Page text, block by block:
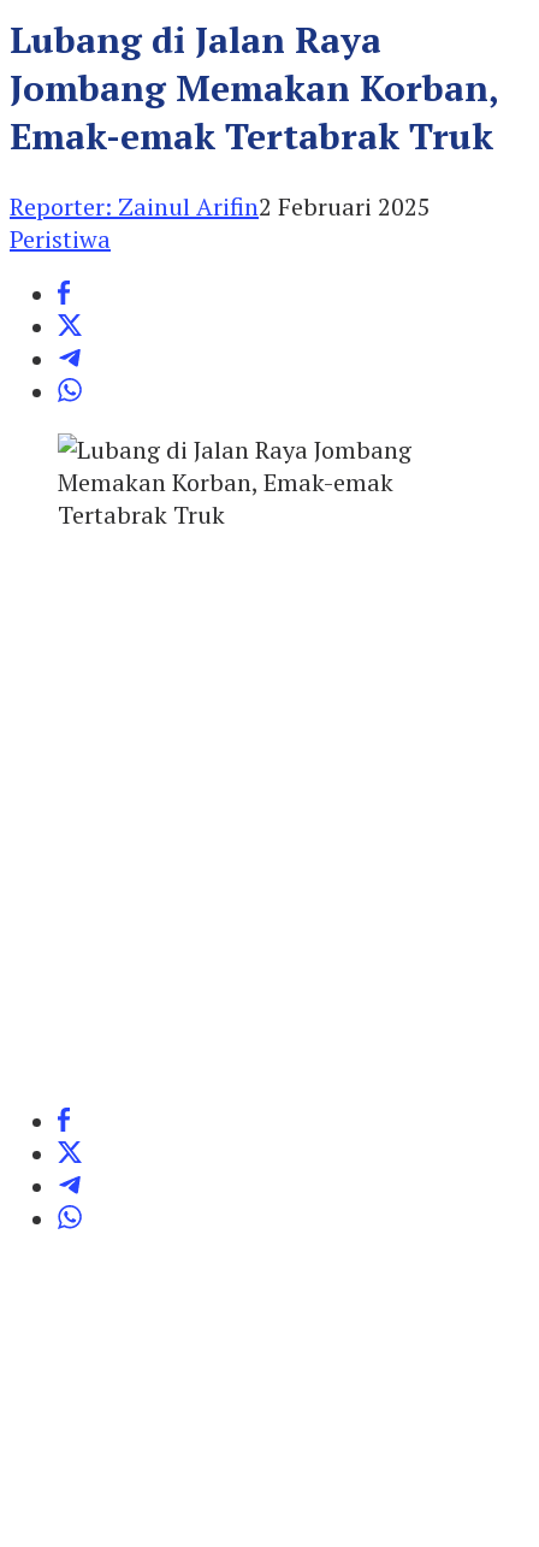
Lubang di Jalan Raya
Jombang Memakan Korban,
Emak-emak Tertabrak Truk
Reporter: Zainul Arifin2 Februari 2025
Peristiwa